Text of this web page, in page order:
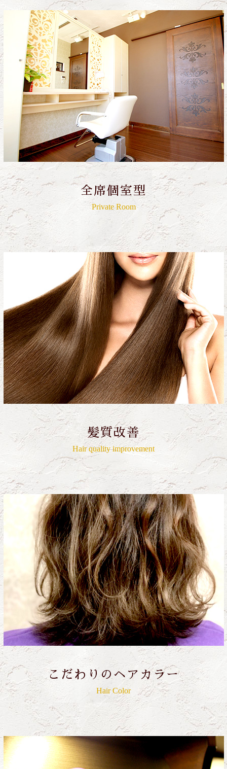
全席個室型
Private Room
髪質改善
Hair quality improvement
こだわりのヘアカラー
Hair Color